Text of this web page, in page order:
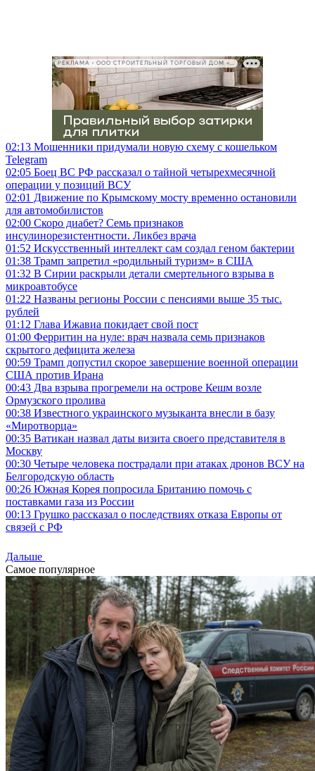
РЕКЛАМА • ООО СТРОИТЕЛЬНЫЙ ТОРГОВЫЙ ДОМ «ПЕТРОВИЧ», ИНН 7802348846
02:13 Мошенники придумали новую схему с кошельком
Telegram
02:05 Боец ВС РФ рассказал о тайной четырехмесячной
операции у позиций ВСУ
02:01 Движение по Крымскому мосту временно остановили
для автомобилистов
02:00 Скоро диабет? Семь признаков
инсулинорезистентности. Ликбез врача
01:52 Искусственный интеллект сам создал геном бактерии
01:38 Трамп запретил «родильный туризм» в США
01:32 В Сирии раскрыли детали смертельного взрыва в
микроавтобусе
01:22 Названы регионы России с пенсиями выше 35 тыс.
рублей
01:12 Глава Ижавиа покидает свой пост
01:00 Ферритин на нуле: врач назвала семь признаков
скрытого дефицита железа
00:59 Трамп допустил скорое завершение военной операции
США против Ирана
00:43 Два взрыва прогремели на острове Кешм возле
Ормузского пролива
00:38 Известного украинского музыканта внесли в базу
«Миротворца»
00:35 Ватикан назвал даты визита своего представителя в
Москву
00:30 Четыре человека пострадали при атаках дронов ВСУ на
Белгородскую область
00:26 Южная Корея попросила Британию помочь с
поставками газа из России
00:13 Грушко рассказал о последствиях отказа Европы от
связей с РФ
Дальше
Самое популярное